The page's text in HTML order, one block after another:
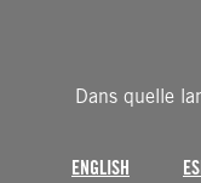
Dans quelle
ENGLISH